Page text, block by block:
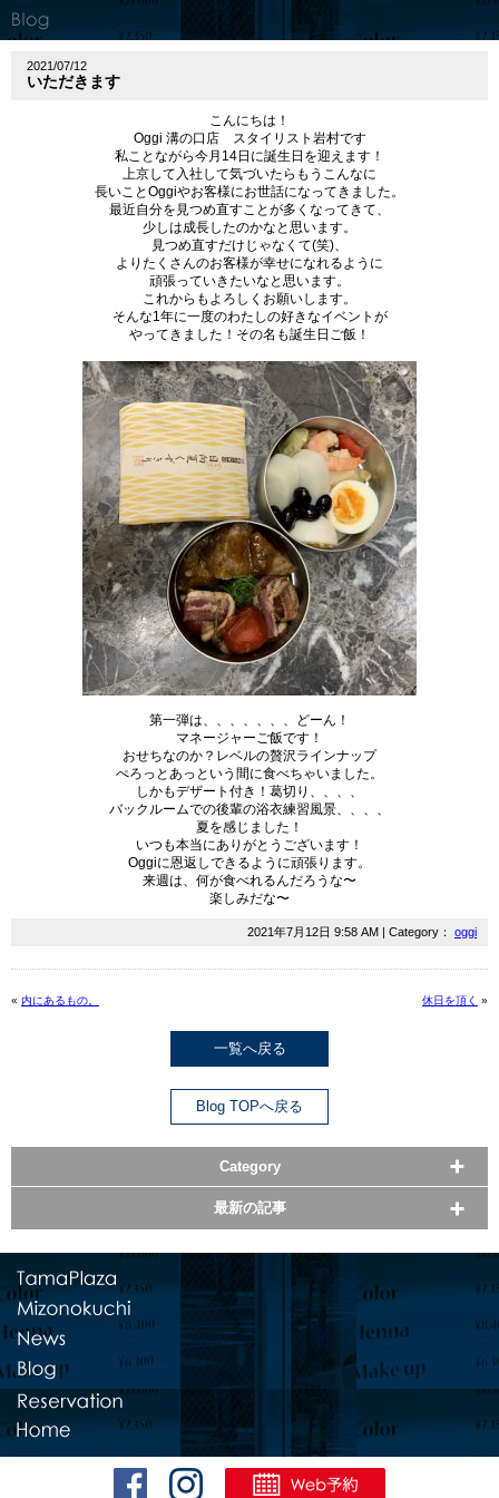
2021/07/12
いただきます
こんにちは！
Oggi 溝の口店 スタイリスト岩村です
私ことながら今月 14日に誕生日を迎えます！
上京して入社して気づいたらもうこんなに
長いことOggiやお客様にお世話になってきました。
最近自分を見つめ直すことが多くなってきて、
少しは成長したのかなと思います。
見つめ直すだけじゃなくて(笑)、
よりたくさんのお客様が幸せになれるように
頑張っていきたいなと思います。
これからもよろしくお願いします。
そんな1年に一度のわたしの好きなイベントが
やってきました！その名も誕生日ご飯！
第一弾は、、、、、、、どーん！
マネージャーご飯です！
おせちなのか？レベルの贅沢ラインナップ
ぺろっとあっという間に食べちゃいました。
しかもデザート付き！葛切り、、、、
バックルームでの後輩の浴衣練習風景、、、、
夏を感じました！
いつも本当にありがとうございます！
Oggiに恩返しできるように頑張ります。
来週は、何が食べれるんだろうな〜
楽しみだな〜
2021年7月12日 9:58 AM | Category： oggi
« 内にあるもの。 休日を頂く »
一覧へ戻る
Blog TOPへ戻る
Category
最新の記事